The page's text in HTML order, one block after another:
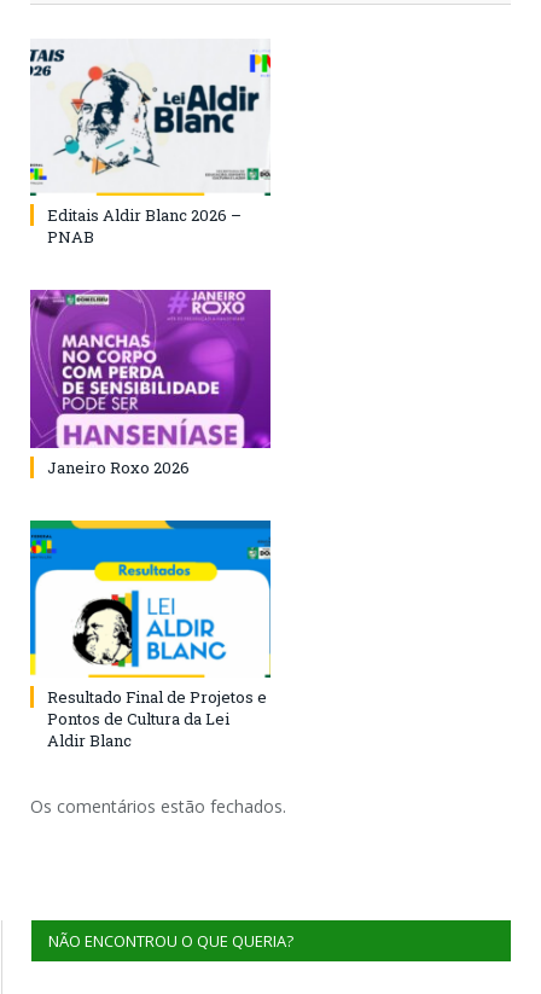
Editais Aldir Blanc 2026 –
PNAB
Janeiro Roxo 2026
Resultado Final de Projetos e
Pontos de Cultura da Lei
Aldir Blanc
Os comentários estão fechados.
NÃO ENCONTROU O QUE QUERIA?